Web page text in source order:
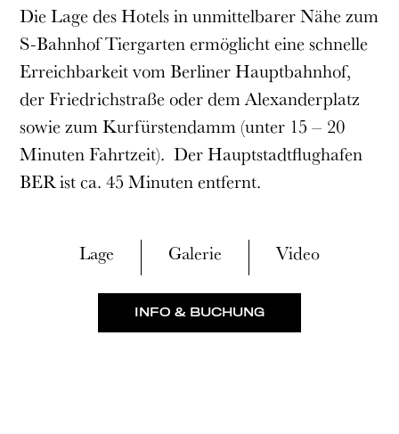
Die Lage des Hotels in unmittelbarer Nähe zum
S-Bahnhof Tiergarten ermöglicht eine schnelle
Erreichbarkeit vom Berliner Hauptbahnhof,
der Friedrichstraße oder dem Alexanderplatz
sowie zum Kurfürstendamm (unter 15 – 20
Minuten Fahrtzeit). Der Hauptstadtflughafen
BER ist ca. 45 Minuten entfernt.
Lage Galerie Video
INFO & BUCHUNG